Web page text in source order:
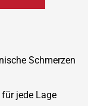
Schmerzen
jede Lage